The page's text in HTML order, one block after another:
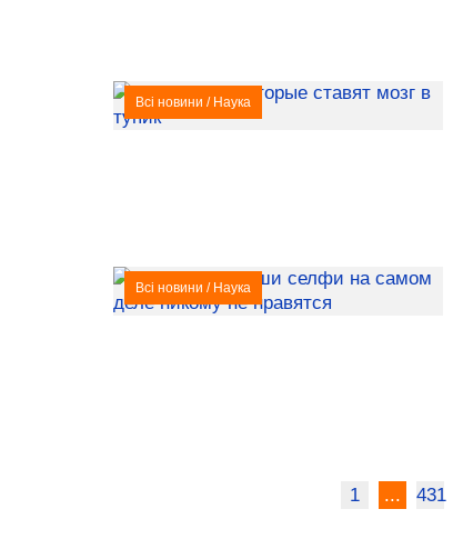
Всі новини / Наука
Всі новини / Наука
1 ... 431